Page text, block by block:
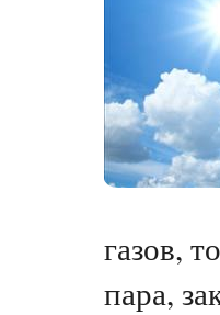
газов,
пара,